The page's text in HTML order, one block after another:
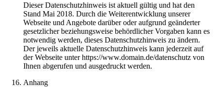
Dieser Datenschutzhinweis ist aktuell gültig und hat den
Stand Mai 2018. Durch die Weiterentwicklung unserer
Webseite und Angebote darüber oder aufgrund geänderter
gesetzlicher beziehungsweise behördlicher Vorgaben kann es
notwendig werden, dieses Datenschutzhinweis zu ändern.
Der jeweils aktuelle Datenschutzhinweis kann jederzeit auf
der Webseite unter https://www.domain.de/datenschutz von
Ihnen abgerufen und ausgedruckt werden.
Anhang